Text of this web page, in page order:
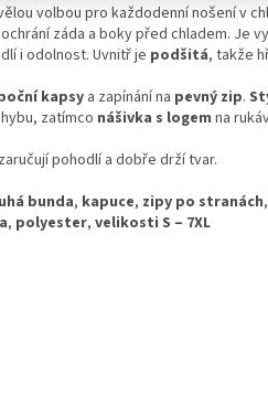
volbou pro každodenní nošení v
záda a boky před chladem. Je
i odolnost. Uvnitř je podšitá, takže
kapsy a zapínání na pevný zip.
zatímco nášivka s logem na
zaručují pohodlí a dobře drží tvar.
bunda, kapuce, zipy po stranách,
, polyester, velikosti S – 7XL